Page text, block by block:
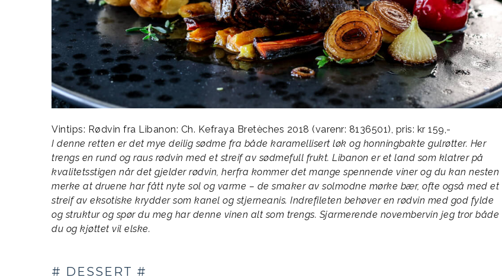
Vintips: Rødvin fra Libanon: Ch. Kefraya Bretèches 2018 (varenr: 8136501), pris: kr 159,-
I denne retten er det mye deilig sødme fra både karamellisert løk og honningbakte gulrøtter. Her
trengs en rund og raus rødvin med et streif av sødmefull frukt. Libanon er et land som klatrer på
kvalitetsstigen når det gjelder rødvin, herfra kommer det mange spennende viner og du kan nesten
merke at druene har fått nyte sol og varme – de smaker av solmodne mørke bær, ofte også med et
streif av eksotiske krydder som kanel og stjerneanis. Indrefileten behøver en rødvin med god fylde
og struktur og spør du meg har denne vinen alt som trengs. Sjarmerende novembervin jeg tror både
du og kjøttet vil elske.
# DESSERT #